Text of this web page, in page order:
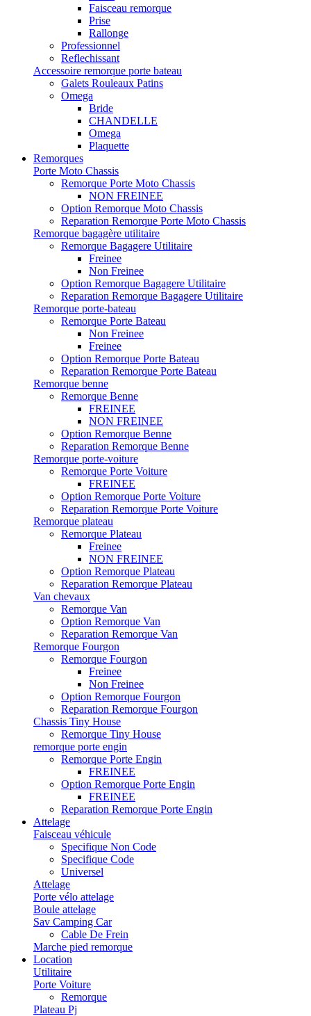
Faisceau remorque
Prise
Rallonge
Professionnel
Reflechissant
Accessoire remorque porte bateau
Galets Rouleaux Patins
Omega
Bride
CHANDELLE
Omega
Plaquette
Remorques
Porte Moto Chassis
Remorque Porte Moto Chassis
NON FREINEE
Option Remorque Moto Chassis
Reparation Remorque Porte Moto Chassis
Remorque bagagère utilitaire
Remorque Bagagere Utilitaire
Freinee
Non Freinee
Option Remorque Bagagere Utilitaire
Reparation Remorque Bagagere Utilitaire
Remorque porte-bateau
Remorque Porte Bateau
Non Freinee
Freinee
Option Remorque Porte Bateau
Reparation Remorque Porte Bateau
Remorque benne
Remorque Benne
FREINEE
NON FREINEE
Option Remorque Benne
Reparation Remorque Benne
Remorque porte-voiture
Remorque Porte Voiture
FREINEE
Option Remorque Porte Voiture
Reparation Remorque Porte Voiture
Remorque plateau
Remorque Plateau
Freinee
NON FREINEE
Option Remorque Plateau
Reparation Remorque Plateau
Van chevaux
Remorque Van
Option Remorque Van
Reparation Remorque Van
Remorque Fourgon
Remorque Fourgon
Freinee
Non Freinee
Option Remorque Fourgon
Reparation Remorque Fourgon
Chassis Tiny House
Remorque Tiny House
remorque porte engin
Remorque Porte Engin
FREINEE
Option Remorque Porte Engin
FREINEE
Reparation Remorque Porte Engin
Attelage
Faisceau véhicule
Specifique Non Code
Specifique Code
Universel
Attelage
Porte vélo attelage
Boule attelage
Sav Camping Car
Cable De Frein
Marche pied remorque
Location
Utilitaire
Porte Voiture
Remorque
Plateau Pj